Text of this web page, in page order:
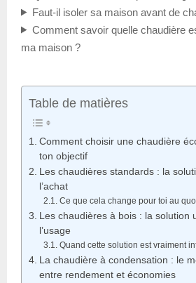
Faut-il isoler sa maison avant de
Comment savoir quelle chaudière
ma maison ?
Table de matières
Comment choisir une chaudière
ton objectif
Les chaudières standards : la
l’achat
Ce que cela change pour toi au
Les chaudières à bois : la solution
l’usage
Quand cette solution est vraiment
La chaudière à condensation : le
entre rendement et économies